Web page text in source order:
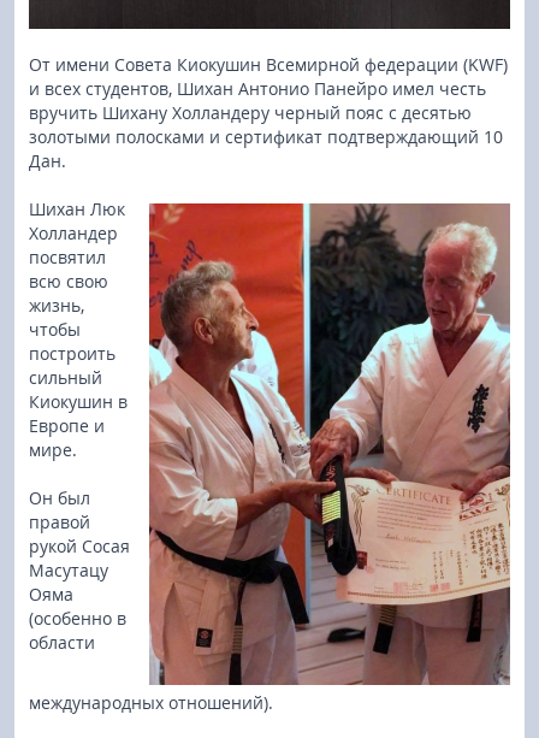
От имени Совета Киокушин Всемирной федерации (KWF)
и всех студентов, Шихан Антонио Панейро имел честь
вручить Шихану Холландеру черный пояс с десятью
золотыми полосками и сертификат подтверждающий 10
Дан.
Шихан Люк
Холландер
посвятил
всю свою
жизнь,
чтобы
построить
сильный
Киокушин в
Европе и
мире.
Он был
правой
рукой Сосая
Масутацу
Ояма
(особенно в
области
международных отношений).